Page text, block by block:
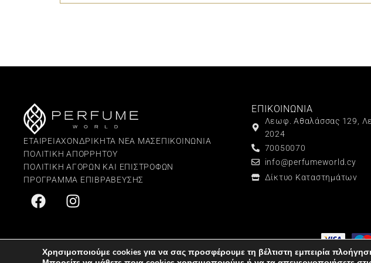
ΕΤΑΙΡΕΙΑΧΟΝΔΡΙΚΗΤΑ ΝΕΑ ΜΑΣΕΠΙΚΟΙΝΩΝΙΑ
ΠΟΛΙΤΙΚΗ ΑΠΟΡΡΗΤΟΥ
ΠΟΛΙΤΙΚΗ ΑΓΟΡΩΝ ΚΑΙ ΕΠΙΣΤΡΟΦΩΝ
ΠΡΟΓΡΑΜΜΑ ΕΠΙΒΡΑΒΕΥΣΗΣ
ΕΠΙΚΟΙΝΩΝΙΑ
Λεωφ. Αθαλάσσας 129,
2024
70050070
info@perfumeworld.cy
Δίκτυο Καταστημάτων
All rights
Χρησιμοποιούμε cookies για να σας προσφέρουμε τη βέλτιστη εμπειρία